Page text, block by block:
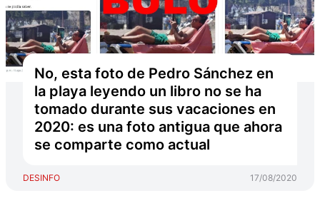
No, esta foto de Pedro Sánchez en
la playa leyendo un libro no se ha
tomado durante sus vacaciones en
2020: es una foto antigua que ahora
se comparte como actual
DESINFO 17/08/2020